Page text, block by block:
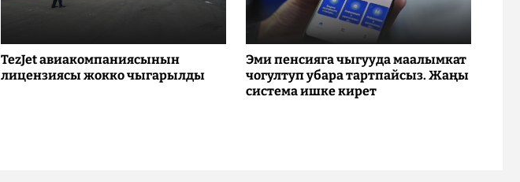
TezJet авиакомпаниясынын
лицензиясы жокко чыгарылды
Эми пенсияга чыгууда маалымкат
чогултуп убара тартпайсыз. Жаңы
система ишке кирет